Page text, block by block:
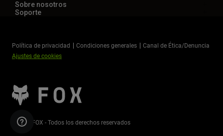
Sobre nosotros
Soporte
Política de privacidad Condiciones generales
Canal de Ética/Denuncia
Ajustes de cookies
©2026 FOX - Todos los derechos reservados